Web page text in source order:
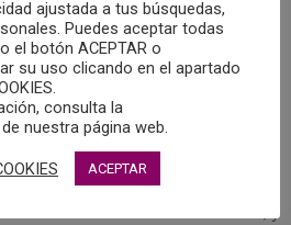
a los derechos
cómo podemos integrar estos
clínica, desde un modelo de
respetuoso con la dignidad de la
de escuchar las voces
directa en Salud Mental, y
ajustada a tus búsquedas,
Puedes aceptar todas
el botón ACEPTAR o
su uso clicando en el apartado
consulta la
de nuestra página web.
ACEPTAR